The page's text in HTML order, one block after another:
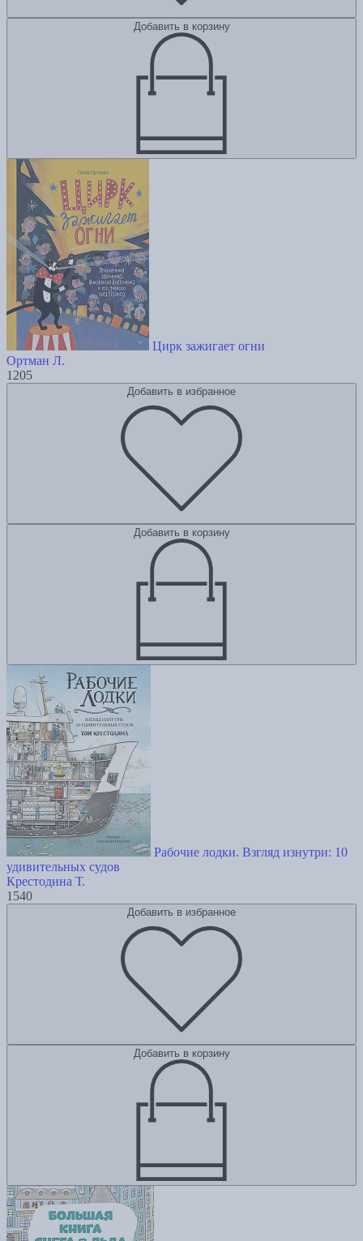
Добавить в корзину
Цирк зажигает огни
Ортман Л.
1205
Добавить в избранное
Добавить в корзину
Рабочие лодки. Взгляд изнутри: 10
удивительных судов
Крестодина Т.
1540
Добавить в избранное
Добавить в корзину